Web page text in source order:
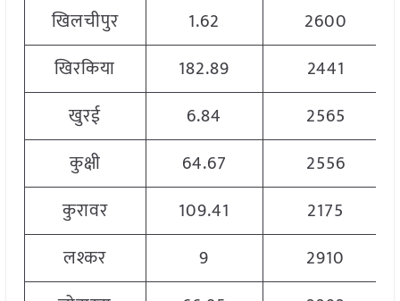
खिलचीपुर
1.62
2600
खिरकिया
182.89
2441
खुरई
6.84
2565
कुक्षी
64.67
2556
कुरावर
109.41
2175
लश्कर
9
2910